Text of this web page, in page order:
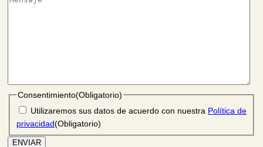
u
a
D
b
Consentimiento(Obligatorio)
Utilizaremos sus datos de acuerdo con nuestra Política de
privacidad(Obligatorio)